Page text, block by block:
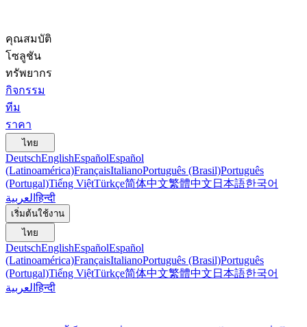
คุณสมบัติ
โซลูชัน
ทรัพยากร
กิจกรรม
ทีม
ราคา
ไทย
DeutschEnglishEspañolEspañol
(Latinoamérica)FrançaisItalianoPortuguês (Brasil)Português
(Portugal)Tiếng ViệtTürkçe简体中文繁體中文 日本語한국어
العربيةहिन्दी
เริ่มต้นใช้งาน
ไทย
DeutschEnglishEspañolEspañol
(Latinoamérica)FrançaisItalianoPortuguês (Brasil)Português
(Portugal)Tiếng ViệtTürkçe简体中文繁體中文 日本語한국어
العربيةहिन्दी